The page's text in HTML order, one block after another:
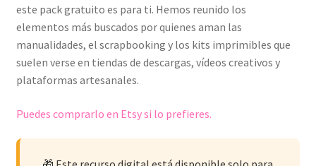
este pack gratuito es para ti. Hemos reunido los
elementos más buscados por quienes aman las
manualidades, el scrapbooking y los kits imprimibles que
suelen verse en tiendas de descargas, vídeos creativos y
plataformas artesanales.
Puedes comprarlo en Etsy si lo prefieres.